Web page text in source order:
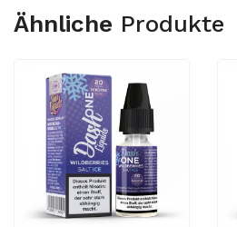
Ähnliche Produkte